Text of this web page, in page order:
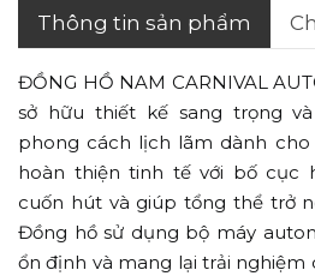
Thông tin sản phẩm
ĐỒNG HỒ NAM CARNIVAL
sở hữu thiết kế sang trọng
phong cách lịch lãm dành cho
hoàn thiện tinh tế với bố cục
cuốn hút và giúp tổng thể trở
Đồng hồ sử dụng bộ máy
ổn định và mang lại trải